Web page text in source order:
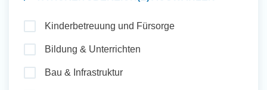
Auslandserfahrung Sammeln
Initiativbewerbung
Kinderbetreuung und Fürsorge
Bildung & Unterrichten
Bau & Infrastruktur